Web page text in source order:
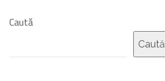
Caută
Caută